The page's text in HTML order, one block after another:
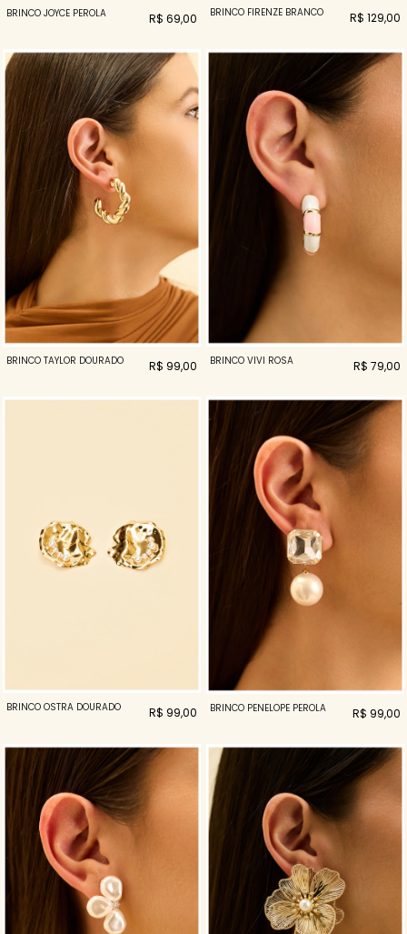
BRINCO JOYCE PEROLA R$ 69,00 BRINCO FIRENZE BRANCO R$ 129,00
BRINCO TAYLOR DOURADO R$ 99,00 BRINCO VIVI ROSA R$ 79,00
BRINCO OSTRA DOURADO R$ 99,00 BRINCO PENELOPE PEROLA R$ 99,00